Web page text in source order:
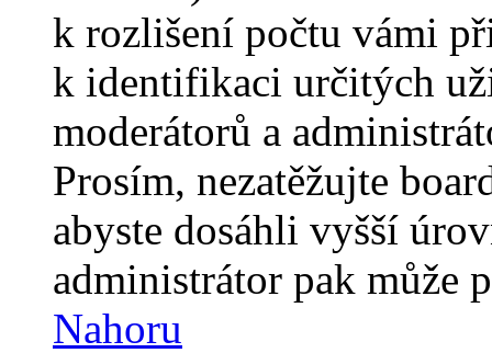
k rozlišení počtu vámi
k identifikaci určitých
moderátorů a
Prosím, nezatěžujte
abyste dosáhli vyšší
administrátor pak může
Nahoru